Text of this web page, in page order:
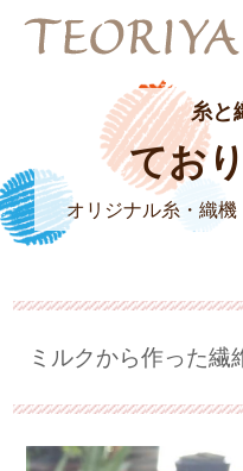
糸と
てお
オリジナル糸・織
ミルクから作った繊